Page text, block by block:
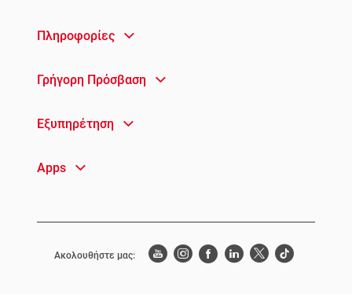
Πληροφορίες
Γρήγορη Πρόσβαση
Εξυπηρέτηση
Apps
Ακολουθήστε μας: